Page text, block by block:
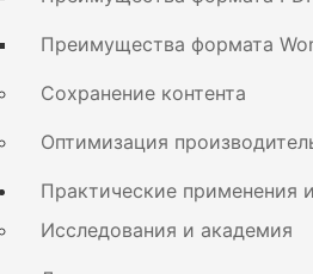
Преимущества формата
Сохранение контента
Оптимизация
Практические применения
Исследования и академия